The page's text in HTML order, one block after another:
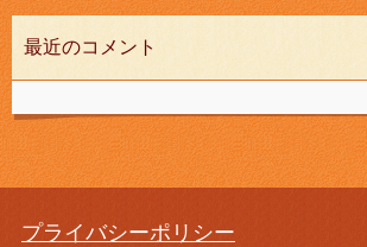
最近のコメント
プライバシーポリシー